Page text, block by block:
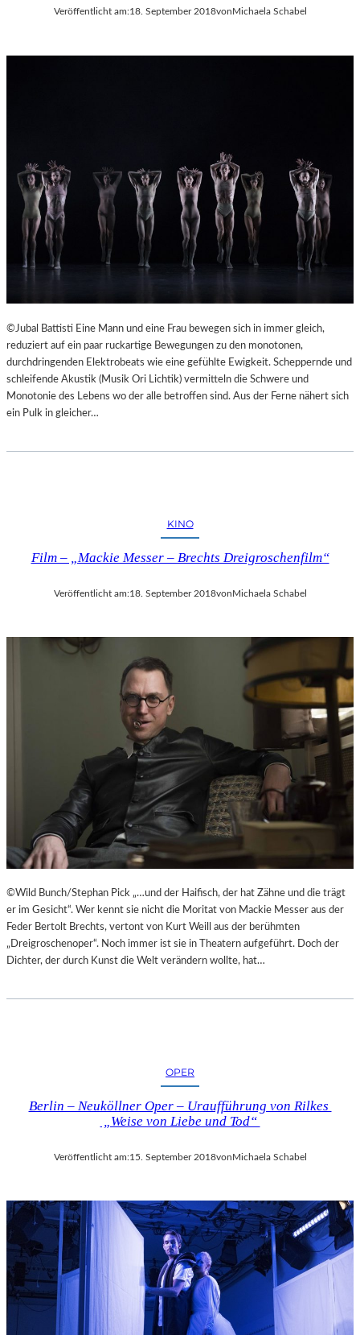
Veröffentlicht am:18. September 2018von Michaela Schabel
©Jubal Battisti Eine Mann und eine Frau bewegen sich in immer gleich,
reduziert auf ein paar ruckartige Bewegungen zu den monotonen,
durchdringenden Elektrobeats wie eine gefühlte Ewigkeit. Scheppernde und
schleifende Akustik (Musik Ori Lichtik) vermitteln die Schwere und
Monotonie des Lebens wo der alle betroffen sind. Aus der Ferne nähert sich
ein Pulk in gleicher…
KINO
Film – „Mackie Messer – Brechts Dreigroschenfilm“
Veröffentlicht am:18. September 2018vonMichaela Schabel
©Wild Bunch/Stephan Pick „…und der Haifisch, der hat Zähne und die trägt
er im Gesicht“. Wer kennt sie nicht die Moritat von Mackie Messer aus der
Feder Bertolt Brechts, vertont von Kurt Weill aus der berühmten
„Dreigroschenoper“. Noch immer ist sie in Theatern aufgeführt. Doch der
Dichter, der durch Kunst die Welt verändern wollte, hat…
OPER
Berlin – Neuköllner Oper – Uraufführung von Rilkes
„Weise von Liebe und Tod“
Veröffentlicht am:15. September 2018vonMichaela Schabel